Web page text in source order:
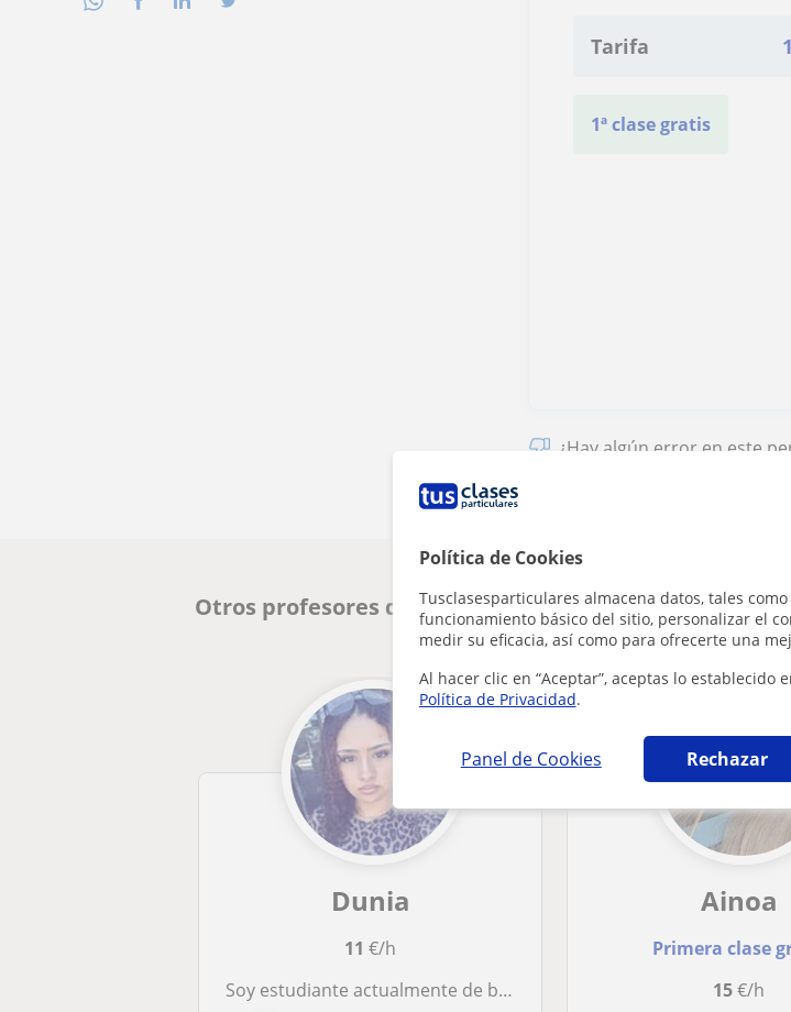
Política de Cookies
Tusclasesparticulares almacena datos, tales
funcionamiento básico del sitio, personalizar el
medir su eficacia, así como para ofrecerte una
Al hacer clic en “Aceptar”, aceptas lo establecido
Política de Privacidad.
Panel de Cookies Rechazar
Tarifa
1ª clase gratis
¿Hay algún error en este
Otros profesores de Primaria en Las Rozas de Madrid
Dunia
11 €/h
Soy estudiante actualmente de bachillerato y me gustaría dar clase a primaria.
Ainoa
Primera clase
15€/h